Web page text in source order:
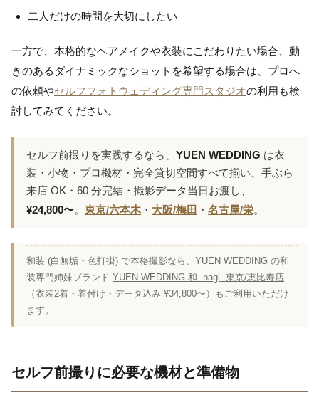
二人だけの時間を大切にしたい
一方で、本格的なヘアメイクや衣装にこだわりたい場合、動
きのあるダイナミックなショットを希望する場合は、プロへ
の依頼やセルフフォトウェディング専門スタジオの利用も検
討してみてください。
セルフ前撮りを実践するなら、 YUEN WEDDING は衣
装・小物・プロ機材・完全貸切空間すべて揃い、手ぶら
来店 OK・60 分完結・撮影データ当日お渡し、
¥24,800〜。 東京/六本木 ・ 大阪/梅田 ・ 名古屋/栄。
和装 (白無垢・色打掛) で本格撮影なら、YUEN WEDDING の和
装専門姉妹ブランド YUEN WEDDING 和 -nagi- 東京/恵比寿店
（衣装2着・着付け・データ込み ¥34,800〜）もご利用いただけ
ます。
セルフ前撮りに必要な機材と準備物